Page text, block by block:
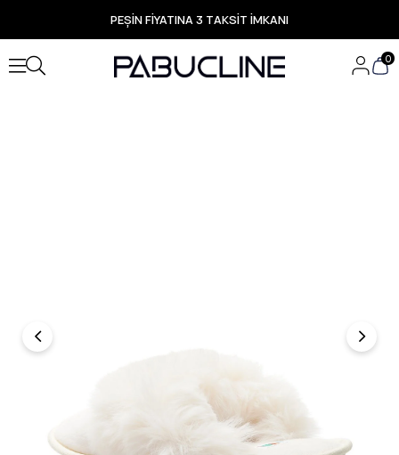
PEŞİN FİYATINA 3 TAKSİT İMKANI
TÜM ÜRÜNLERDE ÜCRETSİZ KARGO
Yeni Sezon Ürünlerde Özel Fırsatlar
Seçili Ürünlerde Hızlı Teslimat
0